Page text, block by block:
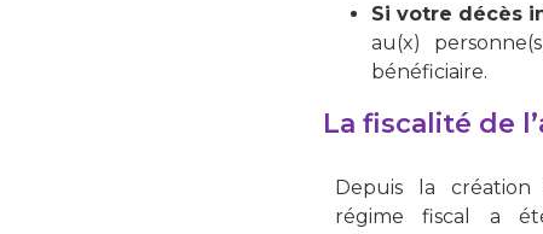
Si votre décès
au(x)
bénéficiaire.
La fiscalité de
Depuis la création
régime fiscal a